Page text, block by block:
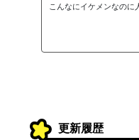
こんなにイケメンなの
更新履歴